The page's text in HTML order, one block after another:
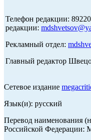
Телефон редакции:
редакции:
Рекламный отдел:
Главный редактор
Сетевое издание
Язык(и): русский
Перевод наименования
Российской Федерации: